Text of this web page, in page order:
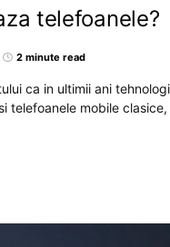
telefoanele?
2 minute read
ca in ultimii ani
telefoanele mobile